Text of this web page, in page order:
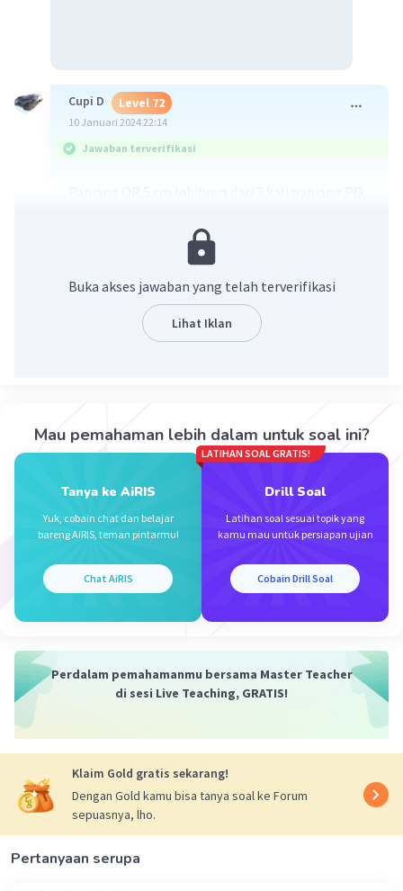
Cupi D Level 72
10 Januari 2024 22:14
Jawaban terverifikasi
PR = PQ + QR
53 = PQ + QR
53 = PQ + (3PQ + 5)
Sehingga didapat bahwa panjang PQ adalah 12
JAWABAN : C
Buka akses jawaban yang telah terverifikasi
Lihat Iklan
Mau pemahaman lebih dalam untuk soal ini?
Tanya ke AiRIS
Yuk, cobain chat dan belajar
bareng AiRIS, teman pintarmu!
Chat AiRIS
LATIHAN SOAL GRATIS!
Drill Soal
Latihan soal sesuai topik yang
kamu mau untuk persiapan ujian
Cobain Drill Soal
Perdalam pemahamanmu bersama Master Teacher
di sesi Live Teaching, GRATIS!
Klaim Gold gratis sekarang!
Dengan Gold kamu bisa tanya soal ke Forum
sepuasnya, lho.
Pertanyaan serupa